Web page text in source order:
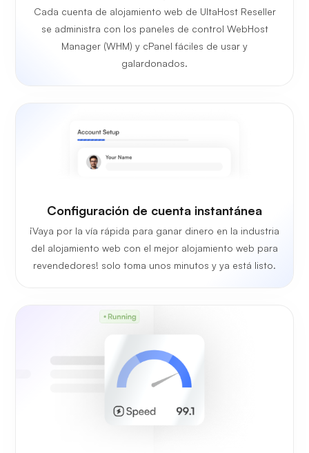
Cada cuenta de alojamiento web de UltaHost Reseller
se administra con los paneles de control WebHost
Manager (WHM) y cPanel fáciles de usar y
galardonados.
Configuración de cuenta instantánea
¡Vaya por la vía rápida para ganar dinero en la industria
del alojamiento web con el mejor alojamiento web para
revendedores! solo toma unos minutos y ya está listo.